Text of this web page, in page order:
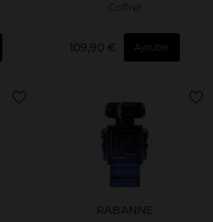
Coffret
109,90 € Ajouter
RABANNE